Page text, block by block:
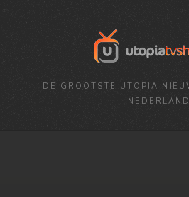
DE GROOTSTE UTOPIA
NEDERLAND